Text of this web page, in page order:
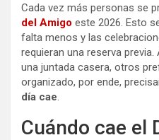
Cada vez más personas se
del Amigo este 2026. Esto
falta menos y las
requieran una reserva
una juntada casera, otros
organizado, por ende,
día cae
Cuándo cae el